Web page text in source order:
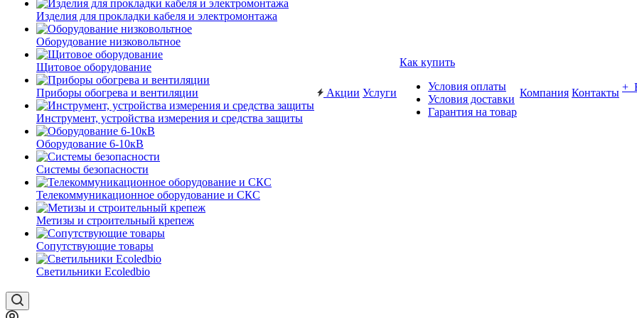
Изделия для прокладки кабеля и электромонтажа
Оборудование низковольтное
Щитовое оборудование
Приборы обогрева и вентиляции
Инструмент, устройства измерения и средства защиты
Оборудование 6-10кВ
Системы безопасности
Телекоммуникационное оборудование и СКС
Метизы и строительный крепеж
Сопутствующие товары
Светильники Ecoledbio
Акции Услуги
Как купить
Условия оплаты
Условия доставки
Гарантия на товар
Компания Контакты +